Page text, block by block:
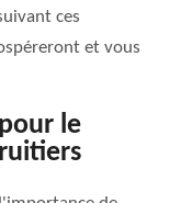
ces
et vous
le